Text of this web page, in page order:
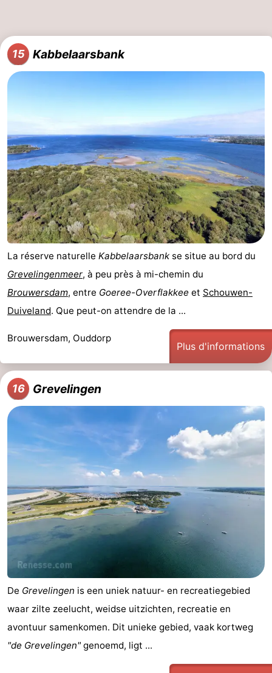
15 Kabbelaarsbank
La réserve naturelle Kabbelaarsbank se situe au bord du
Grevelingenmeer, à peu près à mi-chemin du
Brouwersdam, entre Goeree-Overflakkee et Schouwen-
Duiveland. Que peut-on attendre de la ...
Brouwersdam, Ouddorp
Plus d'informations
16 Grevelingen
De Grevelingen is een uniek natuur- en recreatiegebied
waar zilte zeelucht, weidse uitzichten, recreatie en
avontuur samenkomen. Dit unieke gebied, vaak kortweg
"de Grevelingen" genoemd, ligt ...